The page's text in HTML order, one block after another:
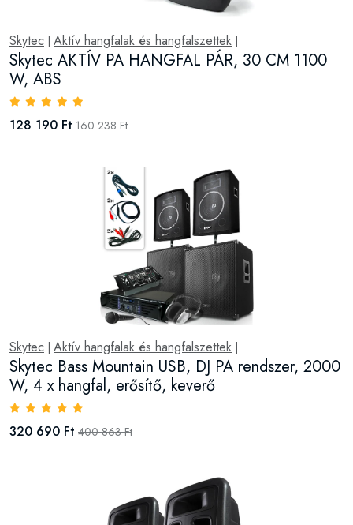
Skytec Aktív hangfalak és hangfalszettek
Skytec AKTÍV PA HANGFAL PÁR, 30 CM 1100
W, ABS
128 190 Ft 160 238 Ft
Skytec Aktív hangfalak és hangfalszettek
Skytec Bass Mountain USB, DJ PA rendszer, 2000
W, 4 x hangfal, erősítő, keverő
320 690 Ft 400 863 Ft